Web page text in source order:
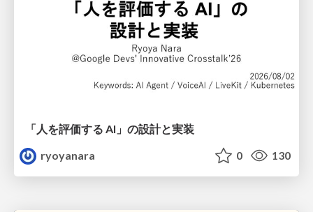
「人を評価する AI」の 設計と実装
ryoyanara
0 130